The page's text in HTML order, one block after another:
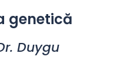
genetică
Duygu